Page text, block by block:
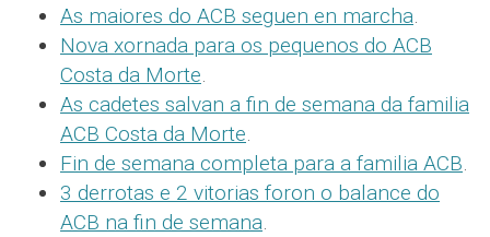
As maiores do ACB seguen en marcha
Nova xornada para os pequenos do ACB
Costa da Morte
As cadetes salvan a fin de semana da familia
ACB Costa da Morte
Fin de semana completa para a familia ACB
3 derrotas e 2 vitorias foron o balance do
ACB na fin de semana